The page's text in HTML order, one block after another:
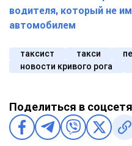
водителя, который не
автомобилем
таксист такси
новости кривого рога
Поделиться в